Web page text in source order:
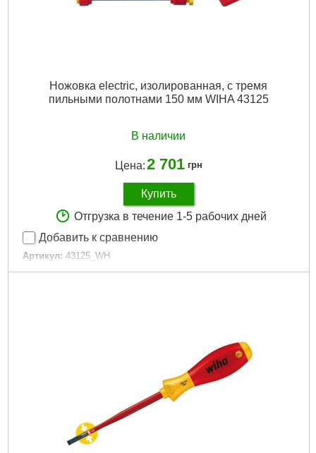
Ножовка electric, изолированная, с тремя
пильными полотнами 150 мм WIHA 43125
В наличии
Цена:2 701 грн
Купить
Отгрузка в течение 1-5 рабочих дней
Добавить к сравнению
Артикул: 43125_WH
Код товара: 27.35.36